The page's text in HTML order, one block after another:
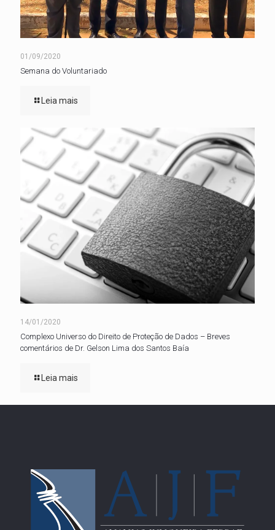
01/09/2020
Semana do Voluntariado
Leia mais
14/01/2020
Complexo Universo do Direito de Proteção de Dados – Breves
comentários de Dr. Gelson Lima dos Santos Baía
Leia mais